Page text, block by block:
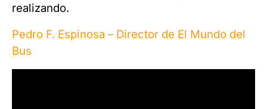
realizando.
Pedro F. Espinosa – Director de El Mundo del
Bus